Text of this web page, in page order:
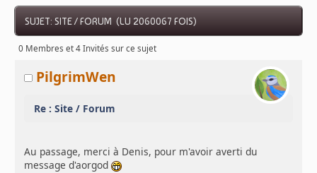
SUJET: SITE / FORUM (LU 2060067 FOIS)
0 Membres et 4 Invités sur ce sujet
PilgrimWen
Re : Site / Forum
Au passage, merci à Denis, pour m'avoir averti du
message d'aorgod